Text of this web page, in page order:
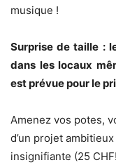
musique !
Surprise de taille :
dans les locaux
est prévue pour le
Amenez vos potes,
d’un projet
insignifiante (25